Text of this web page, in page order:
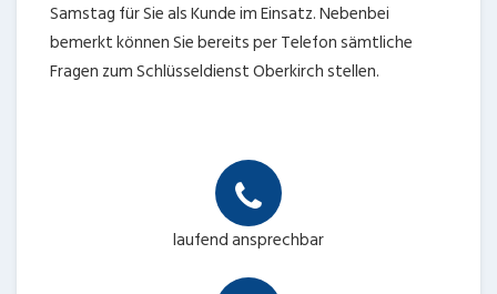
Samstag für Sie als Kunde im Einsatz. Nebenbei
bemerkt können Sie bereits per Telefon sämtliche
Fragen zum Schlüsseldienst Oberkirch stellen.
laufend ansprechbar